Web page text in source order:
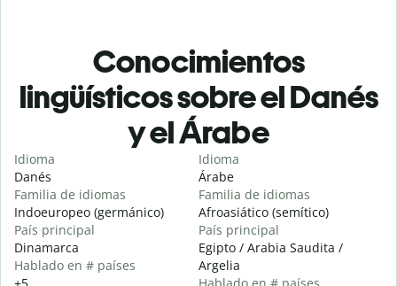
Conocimientos
lingüísticos sobre el Danés
y el Árabe
Idioma
Danés
Familia de idiomas
Indoeuropeo (germánico)
País principal
Dinamarca
Hablado en # países
Idioma
Árabe
Familia de idiomas
Afroasiático (semítico)
País principal
Egipto / Arabia Saudita /
Argelia